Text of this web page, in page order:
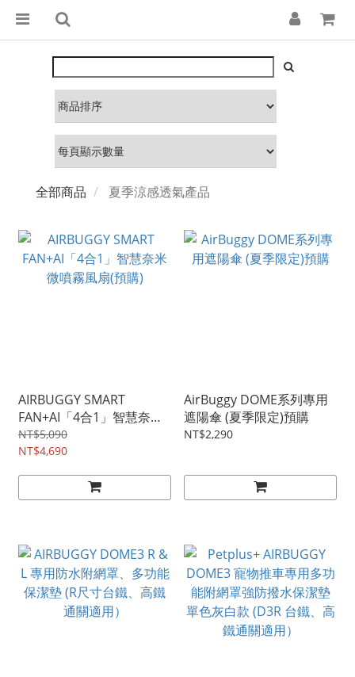
全部商品 夏季涼感透氣產品
AIRBUGGY SMART
FAN+AI「4合1」智慧奈米
微噴霧風扇(預購)
NT$5,090
NT$4,690
AirBuggy DOME系列專用
遮陽傘 (夏季限定)預購
NT$2,290